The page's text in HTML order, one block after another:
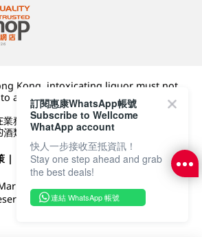
Kong, intoxicating liquor must not
a minor (under 18) in the course of
務過程中，向未成年人 (18 歲以下人士)
酒類。
| DFI零售集團
Place. The Dairy Farm Company
訂閱惠康WhatsApp帳號
Subscribe to Wellcome
WhatApp account
快人一步接收至抵資訊！
Stay one step ahead and grab
the best deals!
連結 WhatsApp 帳號